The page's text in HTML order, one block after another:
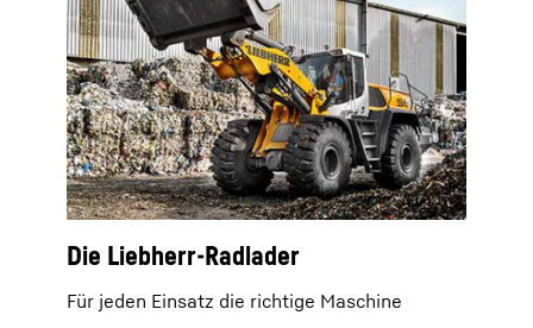
Die Liebherr-Radlader
Für jeden Einsatz die richtige Maschine